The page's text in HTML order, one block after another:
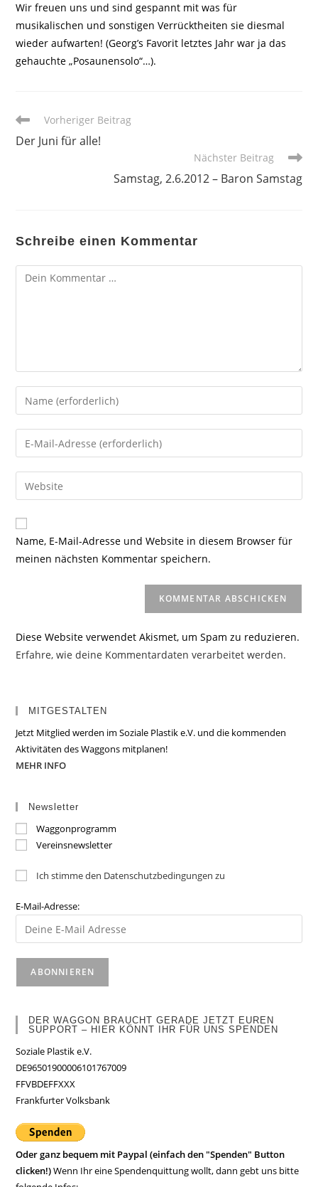
Wir freuen uns und sind gespannt mit was für
musikalischen und sonstigen Verrücktheiten sie diesmal
wieder aufwarten! (Georg’s Favorit letztes Jahr war ja das
gehauchte „Posaunensolo“…).
Weitere
ansehen
Vorheriger Beitrag
Der Juni für alle!
Nächster Beitrag
Samstag, 2.6.2012 – Baron Samstag
Schreibe einen Kommentar
Kommentar
Gib
deinen
Namen
oder
zum
Kommentieren
ein
Gib
deine
E-
Mail-
zum
Kommentieren
ein
Gib
deine
Website-
URL
Name, E-Mail-Adresse und Website in diesem Browser für
meinen nächsten Kommentar speichern.
Diese Website verwendet Akismet, um Spam zu reduzieren.
Erfahre, wie deine Kommentardaten verarbeitet werden.
MITGESTALTEN
Jetzt Mitglied werden im Soziale Plastik e.V. und die kommenden
Aktivitäten des Waggons mitplanen!
MEHR INFO
Newsletter
Waggonprogramm
Vereinsnewsletter
Ich stimme den Datenschutzbedingungen zu
E-Mail-Adresse:
DER WAGGON BRAUCHT GERADE JETZT EUREN
SUPPORT – HIER KÖNNT IHR FÜR UNS SPENDEN
Soziale Plastik e.V.
DE96501900006101767009
FFVBDEFFXXX
Frankfurter Volksbank
Oder ganz bequem mit Paypal (einfach den "Spenden" Button
clicken!)Wenn Ihr eine Spendenquittung wollt, dann gebt uns bitte